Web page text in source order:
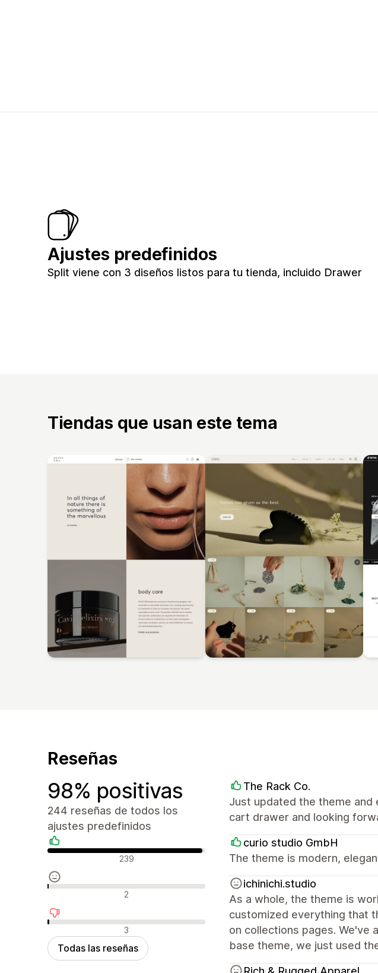
Ajustes predefinidos
Split viene con 3 diseños listos para tu tienda, incluido Drawer
Tiendas que usan este tema
Reseñas
98% positivas
244 reseñas de todos los
ajustes predefinidos
Reseñas positivas239
Reseñas neutras 2
Reseñas negativas
3
Todas las reseñas
The Rack Co.
Just updated the theme
cart drawer and looking
curio studio GmbH
The theme is modern,
ichinichi.studio
As a whole, the theme is
customized everything that
on collections pages. We've
base theme, we just used